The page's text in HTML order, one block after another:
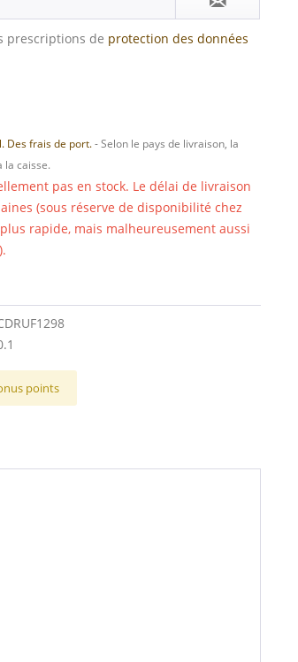
prescriptions de protection des données
Des frais de port.- Selon le pays de livraison, la
la caisse.
pas en stock. Le délai de livraison
(sous réserve de disponibilité chez
rapide, mais malheureusement aussi
points